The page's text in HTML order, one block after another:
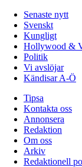
Senaste nytt
Svenskt
Kungligt
Hollywood &
Politik
Vi avslöjar
Kändisar A-Ö
Tipsa
Kontakta oss
Annonsera
Redaktion
Om oss
Arkiv
Redaktionell